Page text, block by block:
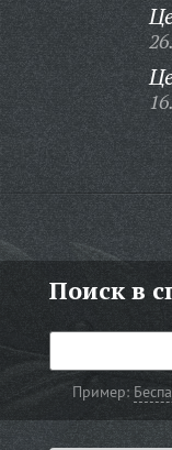
Поиск в
Пример: